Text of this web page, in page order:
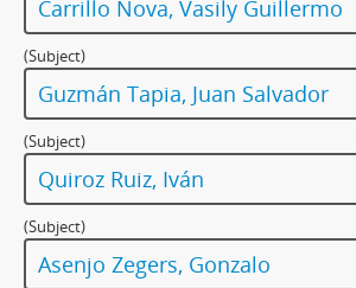
Carrillo Nova, Vasily Guillermo
(Subject)
Guzmán Tapia, Juan Salvador
(Subject)
Quiroz Ruiz, Iván
(Subject)
Asenjo Zegers, Gonzalo